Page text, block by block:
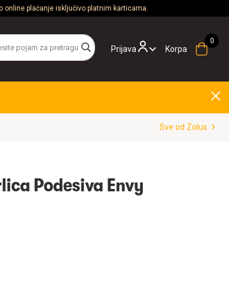
online plaćanje isključivo platnim karticama.
Prijava Korpa
Sve od Zolux
Podesiva Envy